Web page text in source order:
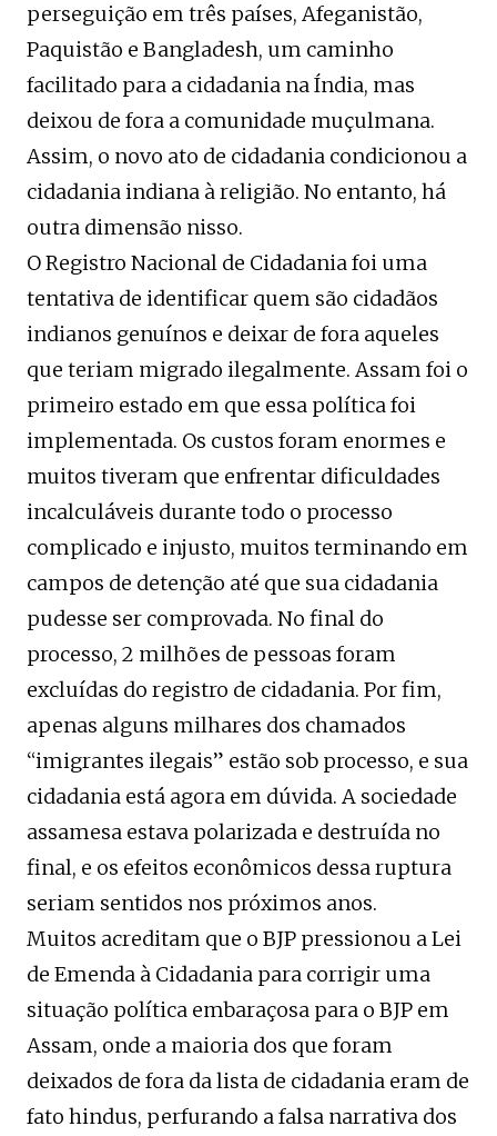
perseguição em três países, Afeganistão,
Paquistão e Bangladesh, um caminho
facilitado para a cidadania na Índia, mas
deixou de fora a comunidade muçulmana.
Assim, o novo ato de cidadania condicionou a
cidadania indiana à religião. No entanto, há
outra dimensão nisso.
O Registro Nacional de Cidadania foi uma
tentativa de identificar quem são cidadãos
indianos genuínos e deixar de fora aqueles
que teriam migrado ilegalmente. Assam foi o
primeiro estado em que essa política foi
implementada. Os custos foram enormes e
muitos tiveram que enfrentar dificuldades
incalculáveis ​​durante todo o processo
complicado e injusto, muitos terminando em
campos de detenção até que sua cidadania
pudesse ser comprovada. No final do
processo, 2 milhões de pessoas foram
excluídas do registro de cidadania. Por fim,
apenas alguns milhares dos chamados
“imigrantes ilegais” estão sob processo, e sua
cidadania está agora em dúvida. A sociedade
assamesa estava polarizada e destruída no
final, e os efeitos econômicos dessa ruptura
seriam sentidos nos próximos anos.
Muitos acreditam que o BJP pressionou a Lei
de Emenda à Cidadania para corrigir uma
situação política embaraçosa para o BJP em
Assam, onde a maioria dos que foram
deixados de fora da lista de cidadania eram de
fato hindus, perfurando a falsa narrativa dos